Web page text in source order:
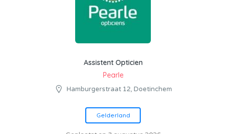
Assistent Opticien
Pearle
Hamburgerstraat 12, Doetinchem
Gelderland